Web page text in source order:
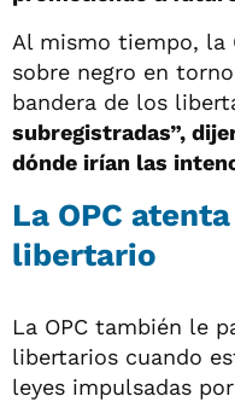
Al mismo tiempo, la
sobre negro en
bandera de los
subregistradas”,
dónde irían las
La OPC
libertario
La OPC también le
libertarios cuando
leyes impulsadas